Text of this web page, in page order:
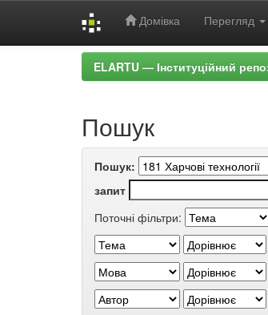
Домівка Перегляд
ELARTU — Інституційний
Пошук
Пошук:
запит
Поточні фільтри: